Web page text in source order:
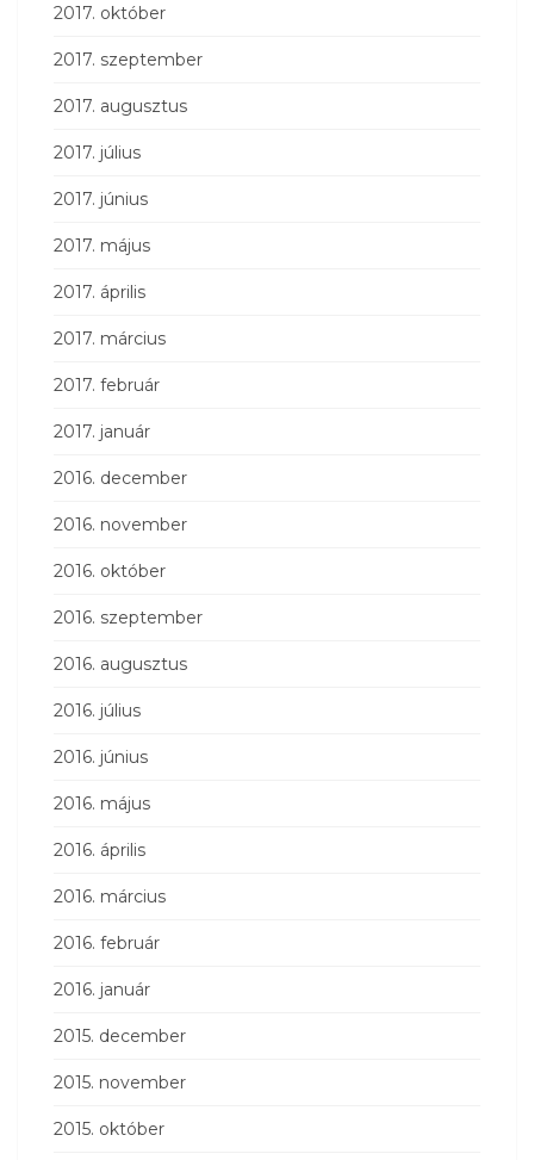
2017. október
2017. szeptember
2017. augusztus
2017. július
2017. június
2017. május
2017. április
2017. március
2017. február
2017. január
2016. december
2016. november
2016. október
2016. szeptember
2016. augusztus
2016. július
2016. június
2016. május
2016. április
2016. március
2016. február
2016. január
2015. december
2015. november
2015. október